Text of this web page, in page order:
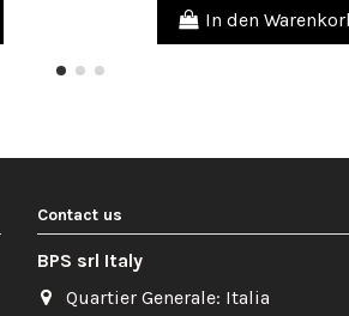
In den
Contact us
BPS srl Italy
Quartier Generale: Italia